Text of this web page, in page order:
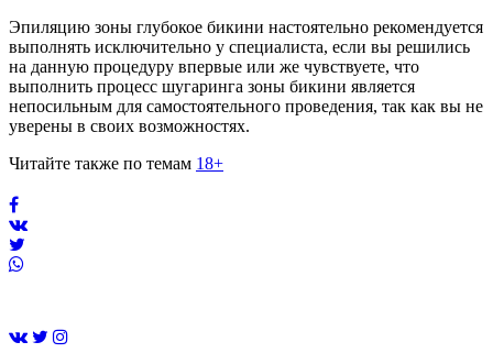
Эпиляцию зоны глубокое бикини настоятельно рекомендуется
выполнять исключительно у специалиста, если вы решились
на данную процедуру впервые или же чувствуете, что
выполнить процесс шугаринга зоны бикини является
непосильным для самостоятельного проведения, так как вы не
уверены в своих возможностях.
Читайте также по темам 18+